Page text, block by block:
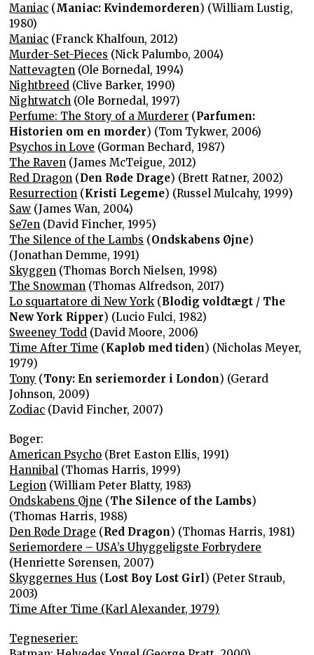
Maniac (Maniac: Kvindemorderen) (William Lustig,
1980)
Maniac (Franck Khalfoun, 2012)
Murder-Set-Pieces (Nick Palumbo, 2004)
Nattevagten (Ole Bornedal, 1994)
Nightbreed (Clive Barker, 1990)
Nightwatch (Ole Bornedal, 1997)
Perfume: The Story of a Murderer (Parfumen:
Historien om en morder) (Tom Tykwer, 2006)
Psychos in Love (Gorman Bechard, 1987)
The Raven (James McTeigue, 2012)
Red Dragon (Den Røde Drage) (Brett Ratner, 2002)
Resurrection (Kristi Legeme) (Russel Mulcahy, 1999)
Saw (James Wan, 2004)
Se7en (David Fincher, 1995)
The Silence of the Lambs (Ondskabens Øjne)
(Jonathan Demme, 1991)
Skyggen (Thomas Borch Nielsen, 1998)
The Snowman (Thomas Alfredson, 2017)
Lo squartatore di New York (Blodig voldtægt / The
New York Ripper) (Lucio Fulci, 1982)
Sweeney Todd (David Moore, 2006)
Time After Time (Kapløb med tiden) (Nicholas Meyer,
1979)
Tony (Tony: En seriemorder i London) (Gerard
Johnson, 2009)
Zodiac (David Fincher, 2007)
Bøger:
American Psycho (Bret Easton Ellis, 1991)
Hannibal (Thomas Harris, 1999)
Legion (William Peter Blatty, 1983)
Ondskabens Øjne (The Silence of the Lambs)
(Thomas Harris, 1988)
Den Røde Drage (Red Dragon) (Thomas Harris, 1981)
Seriemordere – USA’s Uhyggeligste Forbrydere
(Henriette Sørensen, 2007)
Skyggernes Hus (Lost Boy Lost Girl) (Peter Straub,
2003)
Time After Time (Karl Alexander, 1979)
Tegneserier: